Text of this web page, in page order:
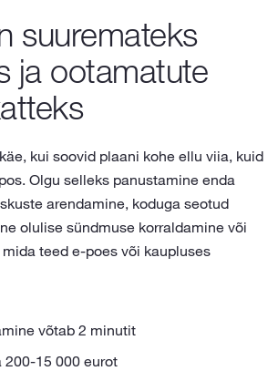
suuremateks
ja ootamatute
kui soovid plaani kohe ellu viia, kuid
Olgu selleks panustamine enda
arendamine, koduga seotud
olulise sündmuse korraldamine või
teed e-poes või kaupluses
võtab 2 minutit
200-15 000 eurot